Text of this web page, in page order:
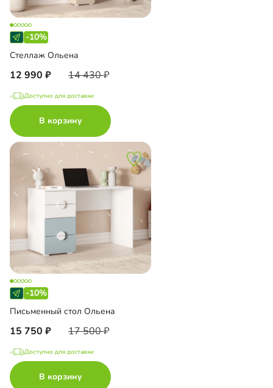
-10%
Стеллаж Ольена
12 990 14 430
Доступно для доставки
В корзину
-10%
Письменный стол Ольена
15 750 17 500
Доступно для доставки
В корзину